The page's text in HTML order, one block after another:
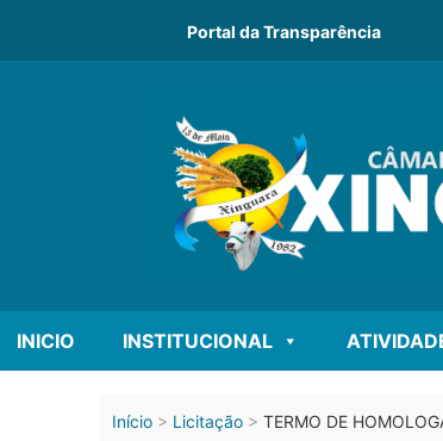
Portal da Transparência
INICIO INSTITUCIONAL
Início Licitação TERMO DE